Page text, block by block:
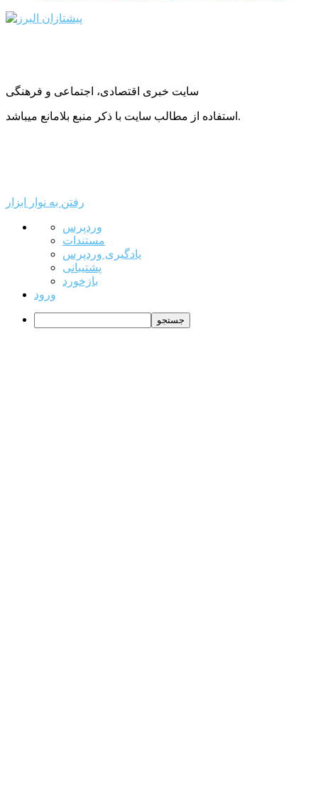
سایت خبری اقتصادی، اجتماعی و فرهنگی
استفاده از مطالب سایت با ذکر منبع بلامانع میباشد.
رفتن به نوار ابزار
درباره
وردپرس
وردپرس
مستندات
یادگیری وردپرس
پشتیبانی
بازخورد
ورود
جستجو